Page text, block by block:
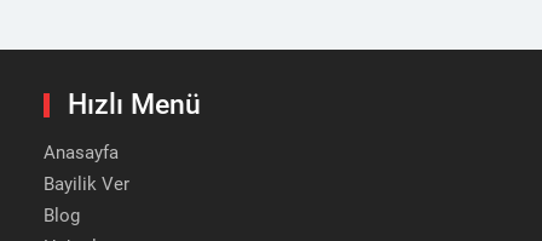
Hızlı Menü
Anasayfa
Bayilik Ver
Blog